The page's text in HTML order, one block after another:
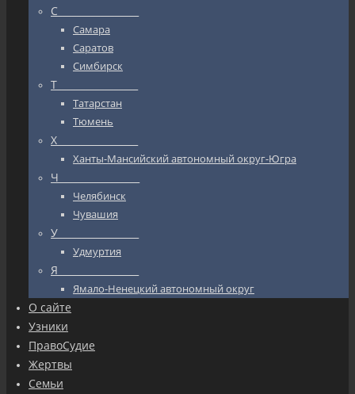
С_________________
Самара
Саратов
Симбирск
Т_________________
Татарстан
Тюмень
Х_________________
Ханты-Мансийский автономный округ-Югра
Ч_________________
Челябинск
Чувашия
У_________________
Удмуртия
Я_________________
Ямало-Ненецкий автономный округ
О сайте
Узники
ПравоСудие
Жертвы
Семьи